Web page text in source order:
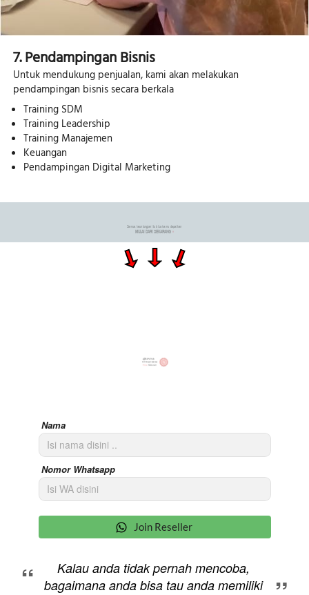
7. Pendampingan Bisnis
Untuk mendukung penjualan, kami akan melakukan
pendampingan bisnis secara berkala
Training SDM
Training Leadership
Training Manajemen
Keuangan
Pendampingan Digital Marketing
Semua keuntungan itu bisa kamu dapatkan
MULAI DARI SEKARANG
Nama
Nomor Whatsapp
` Join Reseller
“
Kalau anda tidak pernah mencoba,
bagaimana anda bisa tau anda memiliki